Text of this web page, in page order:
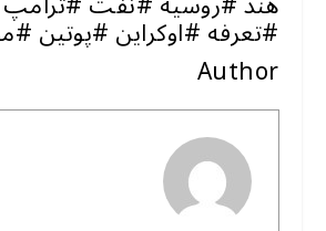
#تعرفه #اوکراین #پوتین
Author